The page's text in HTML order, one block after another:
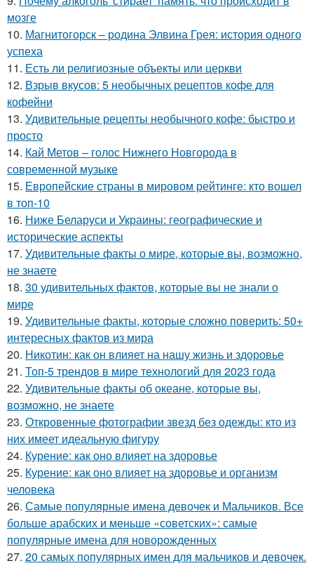
мозге
10. Магнитогорск – родина Элвина Грея: история одного
успеха
11. Есть ли религиозные объекты или церкви
12. Взрыв вкусов: 5 необычных рецептов кофе для
кофейни
13. Удивительные рецепты необычного кофе: быстро и
просто
14. Кай Метов – голос Нижнего Новгорода в
современной музыке
15. Европейские страны в мировом рейтинге: кто вошел
в топ-10
16. Ниже Беларуси и Украины: географические и
исторические аспекты
17. Удивительные факты о мире, которые вы, возможно,
не знаете
18. 30 удивительных фактов, которые вы не знали о
мире
19. Удивительные факты, которые сложно поверить: 50+
интересных фактов из мира
20. Никотин: как он влияет на нашу жизнь и здоровье
21. Топ-5 трендов в мире технологий для 2023 года
22. Удивительные факты об океане, которые вы,
возможно, не знаете
23. Откровенные фотографии звезд без одежды: кто из
них имеет идеальную фигуру
24. Курение: как оно влияет на здоровье
25. Курение: как оно влияет на здоровье и организм
человека
26. Самые популярные имена девочек и Мальчиков. Все
больше арабских и меньше «советских»: самые
популярные имена для новорожденных
27. 20 самых популярных имен для мальчиков и девочек.